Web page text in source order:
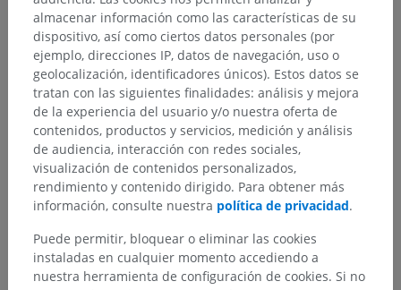
Jerarquía anatómica
Anatomía humana 2
Anatomía humana 1
Sistema nervioso central> Encéfalo>
Telencéfalo; Cérebro> Hemisferio cerebral>
Surcos interlobares
almacenar información como las características de su
dispositivo, así como ciertos datos personales (por
ejemplo, direcciones IP, datos de navegación, uso o
geolocalización, identificadores únicos). Estos datos se
tratan con las siguientes finalidades: análisis y mejora
de la experiencia del usuario y/o nuestra oferta de
contenidos, productos y servicios, medición y análisis
de audiencia, interacción con redes sociales,
visualización de contenidos personalizados,
rendimiento y contenido dirigido. Para obtener más
información, consulte nuestra política de privacidad.
Puede permitir, bloquear o eliminar las cookies
instaladas en cualquier momento accediendo a
nuestra herramienta de configuración de cookies. Si no